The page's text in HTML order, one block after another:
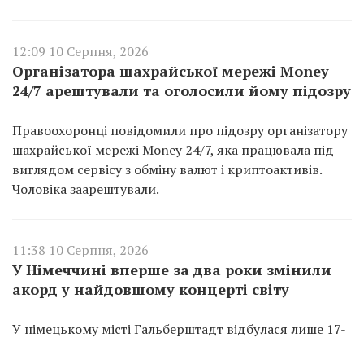
12:09 10 Серпня, 2026
Організатора шахрайської мережі Money
24/7 арештували та оголосили йому підозру
Правоохоронці повідомили про підозру організатору
шахрайської мережі Money 24/7, яка працювала під
виглядом сервісу з обміну валют і криптоактивів.
Чоловіка заарештували.
11:38 10 Серпня, 2026
У Німеччині вперше за два роки змінили
акорд у найдовшому концерті світу
У німецькому місті Гальберштадт відбулася лише 17-